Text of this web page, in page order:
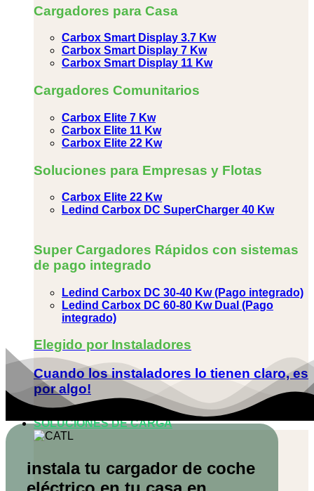
Cargadores para Casa
Carbox Smart Display 3.7 Kw
Carbox Smart Display 7 Kw
Carbox Smart Display 11 Kw
Cargadores Comunitarios
Carbox Elite 7 Kw
Carbox Elite 11 Kw
Carbox Elite 22 Kw
Soluciones para Empresas y Flotas
Carbox Elite 22 Kw
Ledind Carbox DC SuperCharger 40 Kw
Super Cargadores Rápidos con sistemas
de pago integrado
Ledind Carbox DC 30-40 Kw (Pago integrado)
Ledind Carbox DC 60-80 Kw Dual (Pago
integrado)
Elegido por Instaladores
Cuando los instaladores lo tienen claro, es
por algo!
SOLUCIONES DE CARGA
instala tu cargador de coche